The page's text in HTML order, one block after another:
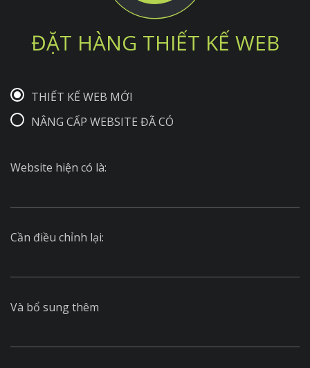
ĐẶT HÀNG THIẾT KẾ WEB
THIẾT KẾ WEB MỚI
NÂNG CẤP WEBSITE ĐÃ CÓ
Website hiện có là:
Cần điều chỉnh lại:
Và bổ sung thêm